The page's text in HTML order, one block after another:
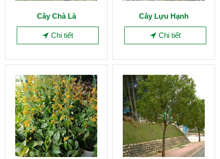
Cây Chà Là
Chi tiết
Cây Lựu Hạnh
Chi tiết